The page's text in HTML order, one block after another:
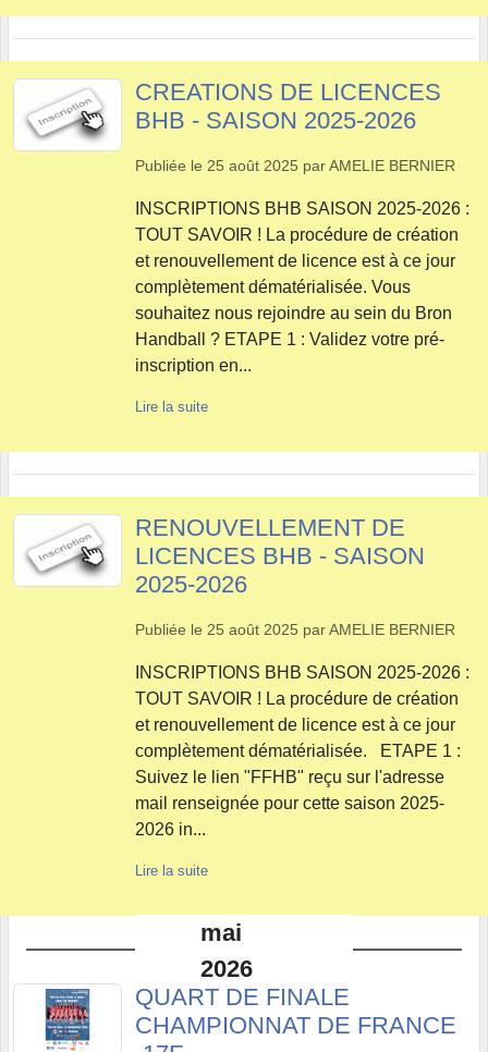
CREATIONS DE LICENCES
BHB - SAISON 2025-2026
Publiée le 25 août 2025 parAMELIE BERNIER
INSCRIPTIONS BHB SAISON 2025-2026 :
TOUT SAVOIR ! La procédure de création
et renouvellement de licence est à ce jour
complètement dématérialisée. Vous
souhaitez nous rejoindre au sein du Bron
Handball ? ETAPE 1 : Validez votre pré-
inscription en...
Lire la suite
RENOUVELLEMENT DE
LICENCES BHB - SAISON
2025-2026
Publiée le 25 août 2025 parAMELIE BERNIER
INSCRIPTIONS BHB SAISON 2025-2026 :
TOUT SAVOIR ! La procédure de création
et renouvellement de licence est à ce jour
complètement dématérialisée. ETAPE 1 :
Suivez le lien "FFHB" reçu sur l'adresse
mail renseignée pour cette saison 2025-
2026 in...
Lire la suite
mai
2026
QUART DE FINALE
CHAMPIONNAT DE FRANCE